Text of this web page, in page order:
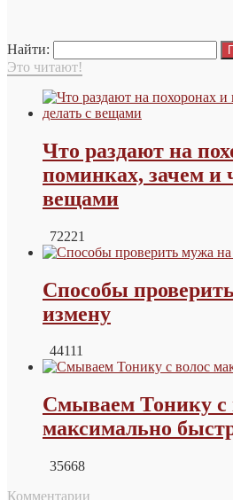
Найти:
Это читают!
Что раздают на
поминках, зачем и
вещами
72221
Способы
измену
44111
Смываем Тонику с
максимально
35668
Комментарии